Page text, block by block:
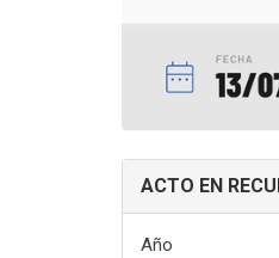
ACTO EN
Año